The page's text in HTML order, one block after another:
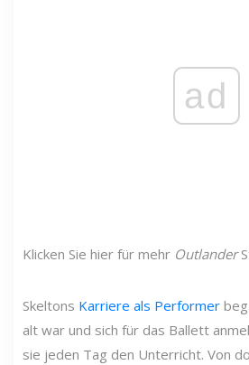
ad
Klicken Sie hier für mehr Outlander
Skeltons Karriere als Performer
alt war und sich für das Ballett
sie jeden Tag den Unterricht. Von